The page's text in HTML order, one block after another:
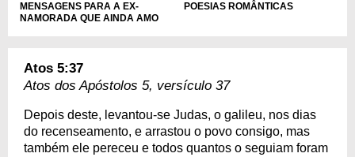
MENSAGENS PARA A EX-
NAMORADA QUE AINDA AMO
POESIAS ROMÂNTICAS
Atos 5:37
Atos dos Apóstolos 5, versículo 37
Depois deste, levantou-se Judas, o galileu, nos dias
do recenseamento, e arrastou o povo consigo, mas
também ele pereceu e todos quantos o seguiam foram